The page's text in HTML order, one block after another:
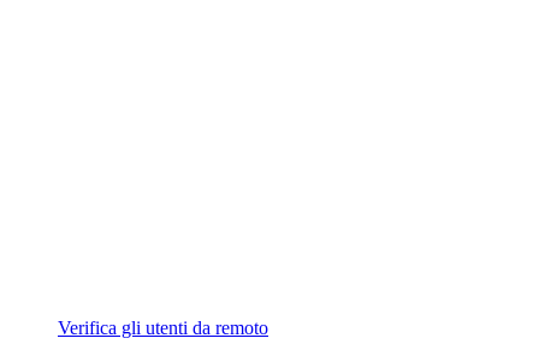
Verifica gli utenti da remoto